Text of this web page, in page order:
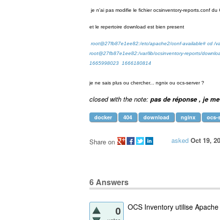
je n'ai pas modifie le fichier ocsinventory-reports.conf du
et le repertoire download est bien present
root@27fb87e1ee82:/etc/apache2/conf-available# cd /
root@27fb87e1ee82:/var/lib/ocsinventory-reports/
1665998023 1666180814
je ne sais plus ou chercher... ngnix ou ocs-server ?
closed with the note: pas de réponse , je
docker 404 download nginx ocs-
asked Oct 19,
Share on
6Answers
0 OCS Inventory utilise